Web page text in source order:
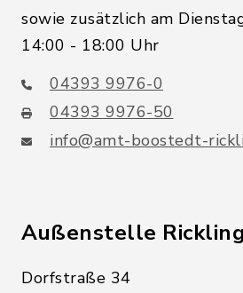
sowie zusätzlich am
14:00 - 18:00 Uhr
04393 9976-0
04393 9976-50
info@amt-boostedt-
Außenstelle Rickling
Dorfstraße 34